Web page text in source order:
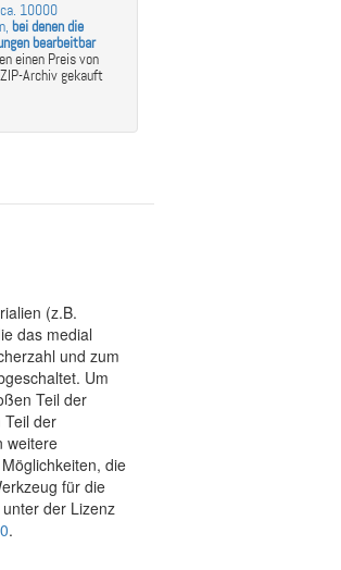
10000
bei denen die
bearbeitbar
einen Preis von
Archiv gekauft
(z.B.
das medial
und zum
Um
Teil der
Teil der
weitere
die
für die
der Lizenz
.